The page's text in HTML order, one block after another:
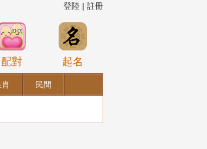
登陸 | 註冊
配對 起名
民間